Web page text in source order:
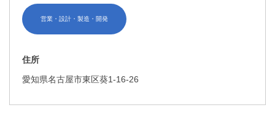
営業・設計・製造・開発
住所
愛知県名古屋市東区葵1-16-26